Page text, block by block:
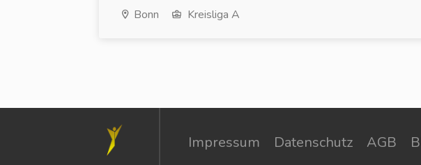
Bonn Kreisliga A
Impressum Datenschutz AGB